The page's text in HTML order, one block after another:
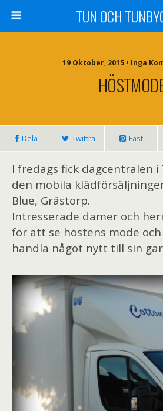
TUN OCH
19 Oktober, 2015 • Inga
Dela Twittra Fäst
I fredags fick dagcentralen i
den mobila
Blue, Grästorp.
Intresserade damer och
för att se höstens mode och
handla något nytt till sin